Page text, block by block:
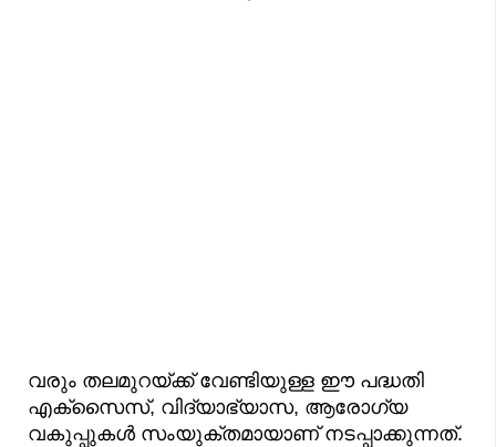
വരും തലമുറയ്ക്ക് വേണ്ടിയുള്ള ഈ പദ്ധതി
എക്‌സൈസ്, വിദ്യാഭ്യാസ, ആരോഗ്യ
വകുപ്പുകൾ സംയുക്തമായാണ് നടപ്പാക്കുന്നത്.